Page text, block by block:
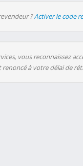
?Activer le code
vous reconnaissez
renoncé à votre délai de